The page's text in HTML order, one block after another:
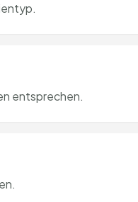
entsprechen.